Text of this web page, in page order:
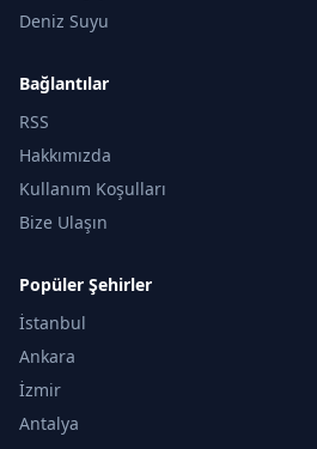
Deniz Suyu
Bağlantılar
RSS
Hakkımızda
Kullanım Koşulları
Bize Ulaşın
Popüler Şehirler
İstanbul
Ankara
İzmir
Antalya